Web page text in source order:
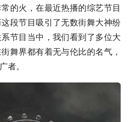
的火，在最近热播的综艺节目
段节目吸引了无数街舞大神纷
节目当中，我们看到了多位大
舞界都有着无与伦比的名气，
者。